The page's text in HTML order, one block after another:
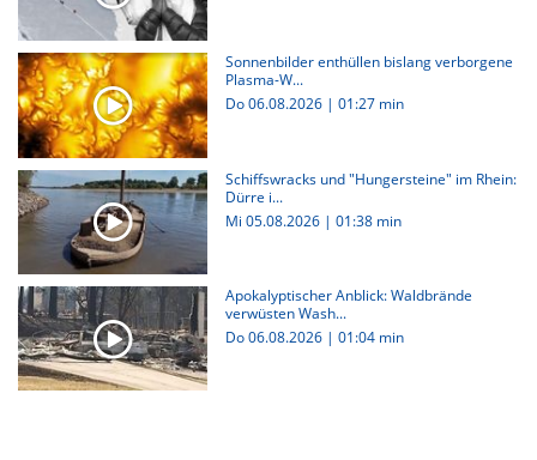
Sonnenbilder enthüllen bislang verborgene
Plasma-W...
Do 06.08.2026 | 01:27 min
Schiffswracks und "Hungersteine" im Rhein:
Dürre i...
Mi 05.08.2026 | 01:38 min
Apokalyptischer Anblick: Waldbrände
verwüsten Wash...
Do 06.08.2026 | 01:04 min